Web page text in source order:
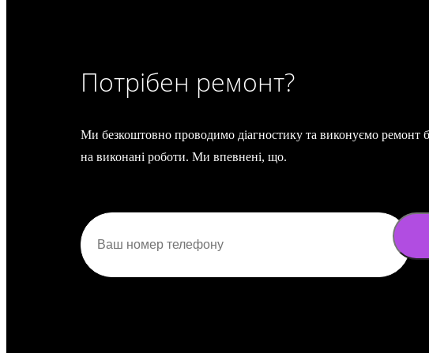
Потрібен ремонт?
Ми безкоштовно проводимо діагностику та виконуємо ремонт
на виконані роботи. Ми впевнені, що.